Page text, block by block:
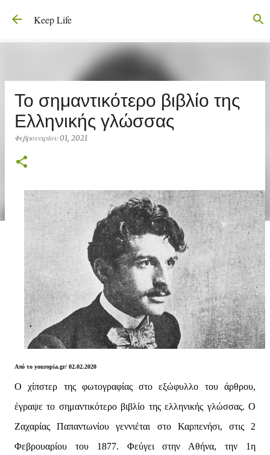
Μετάβαση στο κύριο περιεχόμενο
Keep Life
Το σημαντικότερο βιβλίο της
Ελληνικής γλώσσας
Φεβρουαρίου 01, 2021
Από το youropia.gr/ 02.02.2020
Ο χίπστερ της φωτογραφίας στο εξώφυλλο του άρθρου,
έγραψε το σημαντικότερο βιβλίο της ελληνικής γλώσσας. Ο
Ζαχαρίας Παπαντωνίου γεννιέται στο Καρπενήσι, στις 2
Φεβρουαρίου του 1877. Φεύγει στην Αθήνα, την 1η